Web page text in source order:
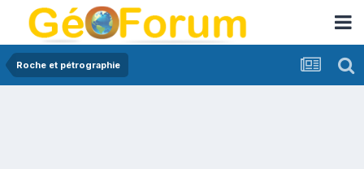
Roche et pétrographie